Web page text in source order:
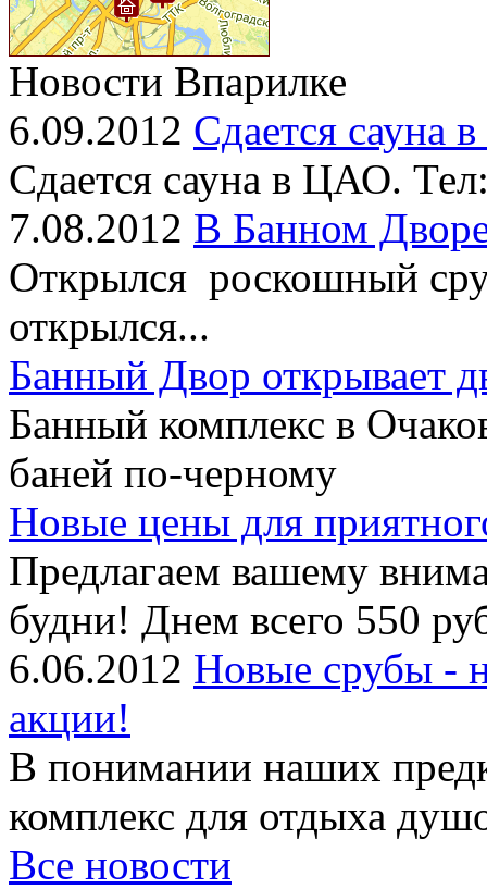
Новости Впарилке
6.09.2012 Сдается сауна
Сдается сауна в ЦАО.
7.08.2012 В Банном
Открылся роскошный
открылся...
Банный Двор открывает
Банный комплекс в
баней по-черному
Новые цены для
Предлагаем вашему
будни! Днем всего 550
6.06.2012 Новые срубы -
акции!
В понимании наших
комплекс для отдыха
Все новости